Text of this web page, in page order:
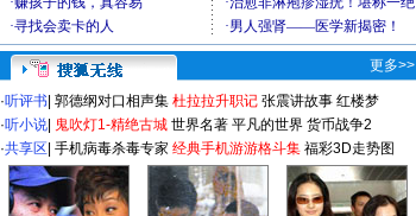
更多>>
·听评书 郭德纲对口相声集 杜拉拉升职记 张震讲故事 红楼梦
·听小说 鬼吹灯1-精绝古城 世界名著 平凡的世界 货币战争2
·共享区 手机病毒杀毒专家 经典手机游游格斗集 福彩3D走势图